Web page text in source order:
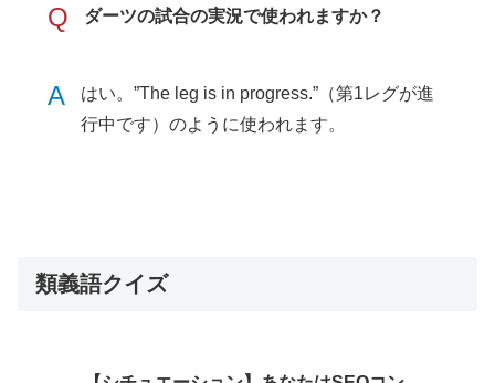
Q ダーツの試合の実況で使われますか？
A
はい。”The leg is in progress.”（第1レグが進
行中です）のように使われます。
類義語クイズ